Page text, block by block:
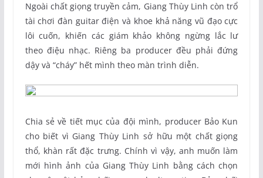
Ngoài chất giọng truyền cảm, Giang Thùy Linh còn trổ
tài chơi đàn guitar điện và khoe khả năng vũ đạo cực
lôi cuốn, khiến các giám khảo không ngừng lắc lư
theo điệu nhạc. Riêng ba producer đều phải đứng
dậy và “cháy” hết mình theo màn trình diễn.
Chia sẻ về tiết mục của đội mình, producer Bảo Kun
cho biết vì Giang Thùy Linh sở hữu một chất giọng
thổ, khàn rất đặc trưng. Chính vì vậy, anh muốn làm
mới hình ảnh của Giang Thùy Linh bằng cách chọn